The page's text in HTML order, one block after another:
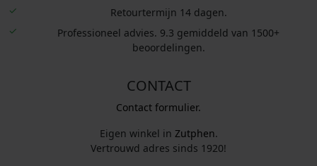
Retourtermijn 14 dagen.
Professioneel advies. 9.3 gemiddeld van 1500+
beoordelingen.
CONTACT
Contact formulier.
Eigen winkel in Zutphen.
Vertrouwd adres sinds 1920!